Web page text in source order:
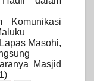
Komunikasi
Masohi,
Masjid